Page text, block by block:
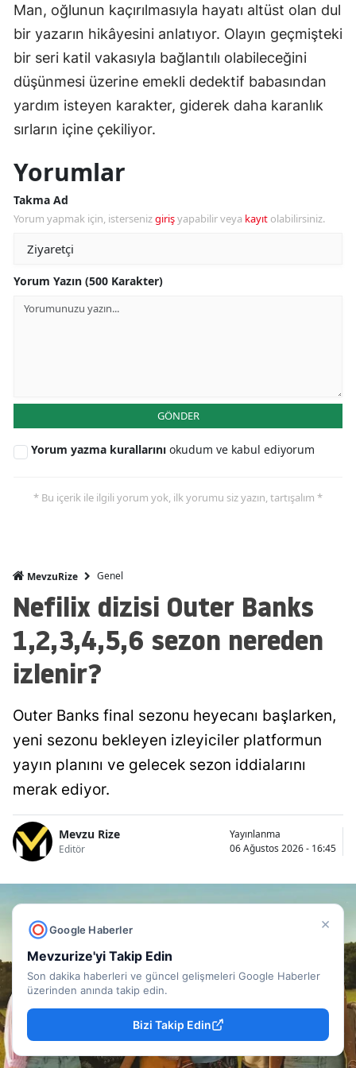
×
Google Haberler
Mevzurize'yi Takip Edin
Son dakika haberleri ve güncel gelişmeleri Google Haberler
üzerinden anında takip edin.
Bizi Takip Edin
Man, oğlunun kaçırılmasıyla hayatı altüst olan dul
bir yazarın hikâyesini anlatıyor. Olayın geçmişteki
bir seri katil vakasıyla bağlantılı olabileceğini
düşünmesi üzerine emekli dedektif babasından
yardım isteyen karakter, giderek daha karanlık
sırların içine çekiliyor.
Yorumlar
Takma Ad
Yorum yapmak için, istersenizgirişyapabilir veya kayıt olabilirsiniz.
Yorum Yazın (500 Karakter)
GÖNDER
Yorum yazma kurallarını okudum ve kabul ediyorum
* Bu içerik ile ilgili yorum yok, ilk yorumu siz yazın, tartışalım *
MevzuRize Genel
Nefilix dizisi Outer Banks
1,2,3,4,5,6 sezon nereden
izlenir?
Outer Banks final sezonu heyecanı başlarken,
yeni sezonu bekleyen izleyiciler platformun
yayın planını ve gelecek sezon iddialarını
merak ediyor.
Mevzu Rize
Editör
Yayınlanma
06 Ağustos 2026 - 16:45